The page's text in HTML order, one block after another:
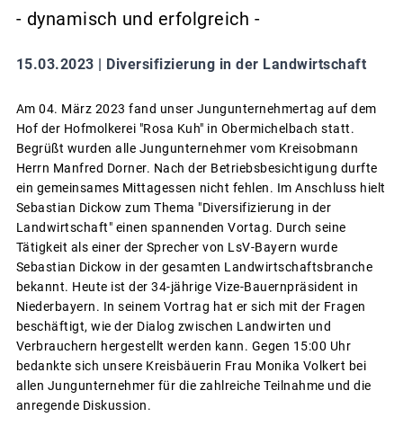
- dynamisch und erfolgreich -
15.03.2023 | Diversifizierung in der Landwirtschaft
Am 04. März 2023 fand unser Jungunternehmertag auf dem
Hof der Hofmolkerei "Rosa Kuh" in Obermichelbach statt.
Begrüßt wurden alle Jungunternehmer vom Kreisobmann
Herrn Manfred Dorner. Nach der Betriebsbesichtigung durfte
ein gemeinsames Mittagessen nicht fehlen. Im Anschluss hielt
Sebastian Dickow zum Thema "Diversifizierung in der
Landwirtschaft" einen spannenden Vortag. Durch seine
Tätigkeit als einer der Sprecher von LsV-Bayern wurde
Sebastian Dickow in der gesamten Landwirtschaftsbranche
bekannt. Heute ist der 34-jährige Vize-Bauernpräsident in
Niederbayern. In seinem Vortrag hat er sich mit der Fragen
beschäftigt, wie der Dialog zwischen Landwirten und
Verbrauchern hergestellt werden kann. Gegen 15:00 Uhr
bedankte sich unsere Kreisbäuerin Frau Monika Volkert bei
allen Jungunternehmer für die zahlreiche Teilnahme und die
anregende Diskussion.